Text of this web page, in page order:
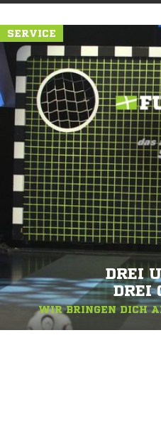
SERVICE
DREI
DREI
WIR BRINGEN DICH